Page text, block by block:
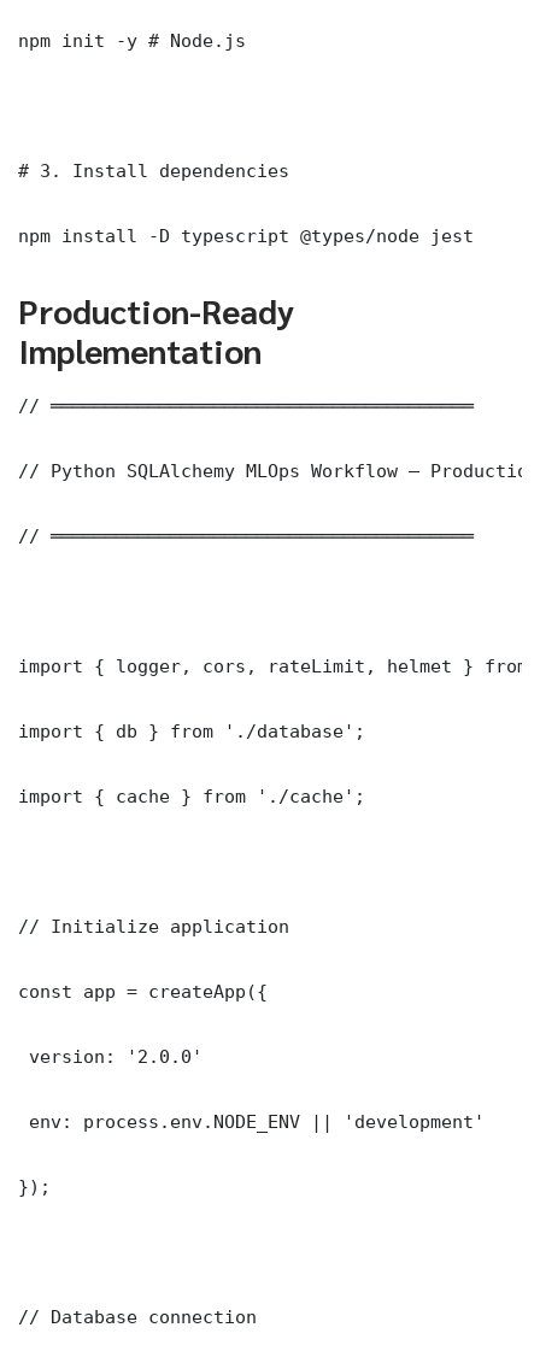
npm init -y # Node.js
# 3. Install dependencies
npm install -D typescript @types/node jest
Production-Ready
Implementation
// ═══════════════════════════════════════
// Python SQLAlchemy MLOps Workflow —
// ═══════════════════════════════════════
import { logger, cors, rateLimit, helmet } from
import { db } from './database';
import { cache } from './cache';
// Initialize application
const app = createApp({
version: '2.0.0'
env: process.env.NODE_ENV || 'development'
});
// Database connection